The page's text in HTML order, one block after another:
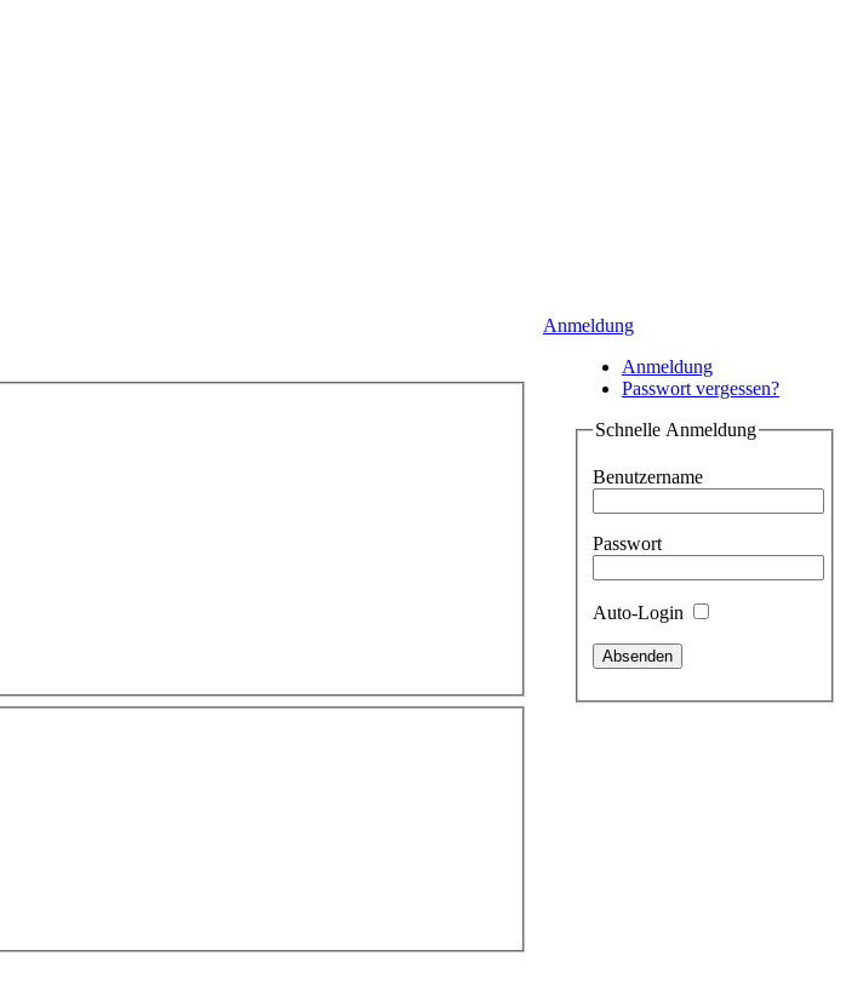
Anmeldung
Anmeldung
Passwort vergessen?
Schnelle Anmeldung
Benutzername
Passwort
Auto-Login